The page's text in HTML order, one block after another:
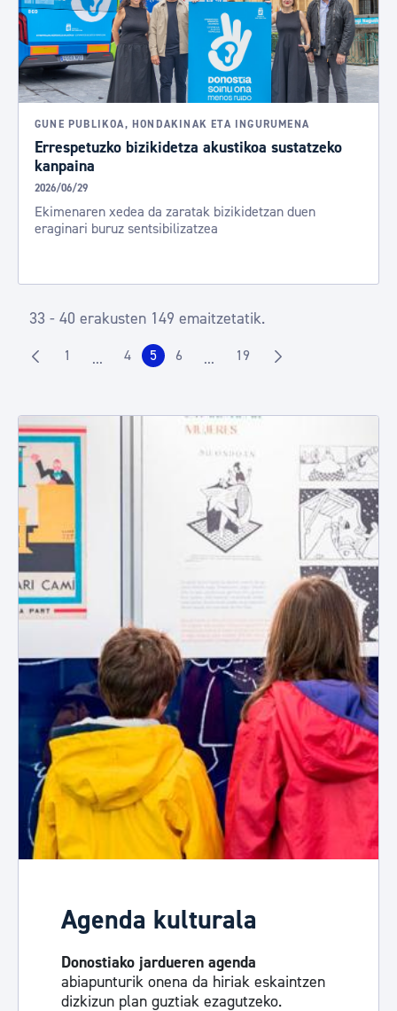
GUNE PUBLIKOA, HONDAKINAK ETA INGURUMENA
Errespetuzko bizikidetza akustikoa sustatzeko
kanpaina
2026/06/29
Ekimenaren xedea da zaratak bizikidetzan duen
eraginari buruz sentsibilizatzea
33 - 40 erakusten 149 emaitzetatik.
Orrialdea
1 ...Intermediate Pages Use TAB to navigate.
Orrialdea
4 Orrialdea
5 Orrialdea
6 ...Intermediate Pages Use TAB to
Orrialdea
19
Agenda kulturala
Donostiako jardueren agenda
abiapunturik onena da hiriak eskaintzen
dizkizun plan guztiak ezagutzeko.